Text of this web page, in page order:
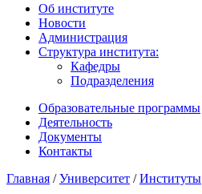
Об институте
Новости
Администрация
Структура института:
Кафедры
Подразделения
Образовательные программы
Деятельность
Документы
Контакты
Главная /Университет /Институты